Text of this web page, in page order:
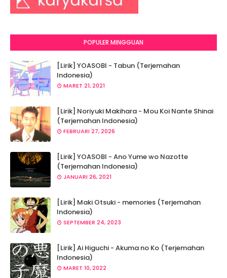
POPULER MINGGUAN
[Lirik] YOASOBI - Tabun (Terjemahan
Indonesia)
MARET 21, 2021
[Lirik] Noriyuki Makihara - Mou Koi Nante Shinai
(Terjemahan Indonesia)
FEBRUARI 27, 2026
[Lirik] YOASOBI - Ano Yume wo Nazotte
(Terjemahan Indonesia)
JANUARI 26, 2021
[Lirik] Maki Otsuki - memories (Terjemahan
Indonesia)
SEPTEMBER 24, 2023
[Lirik] Ai Higuchi - Akuma no Ko (Terjemahan
Indonesia)
MARET 10, 2022